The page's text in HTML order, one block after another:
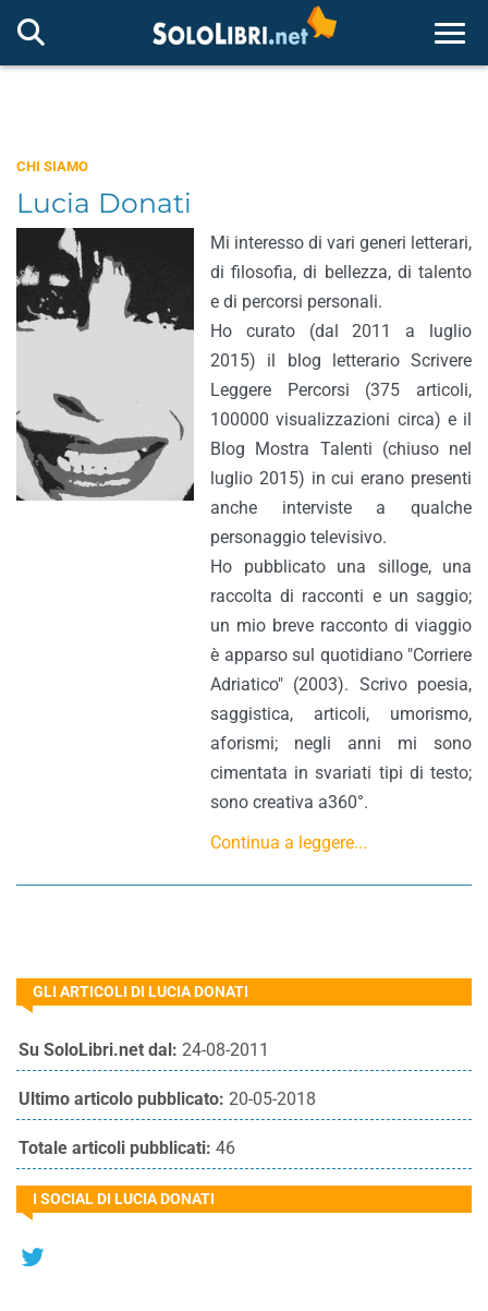
CHI SIAMO
Lucia Donati
Mi interesso di vari generi letterari,
di filosofia, di bellezza, di talento
e di percorsi personali.
Ho curato (dal 2011 a luglio
2015) il blog letterario Scrivere
Leggere Percorsi (375 articoli,
100000 visualizzazioni circa) e il
Blog Mostra Talenti (chiuso nel
luglio 2015) in cui erano presenti
anche interviste a qualche
personaggio televisivo.
Ho pubblicato una silloge, una
raccolta di racconti e un saggio;
un mio breve racconto di viaggio
è apparso sul quotidiano "Corriere
Adriatico" (2003). Scrivo poesia,
saggistica, articoli, umorismo,
aforismi; negli anni mi sono
cimentata in svariati tipi di testo;
sono creativa a360°.
Continua a leggere...
GLI ARTICOLI DI LUCIA DONATI
Su SoloLibri.net dal: 24-08-2011
Ultimo articolo pubblicato: 20-05-2018
Totale articoli pubblicati: 46
I SOCIAL DI LUCIA DONATI